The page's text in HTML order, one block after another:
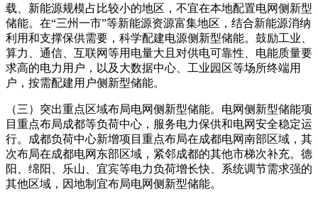
载、新能源规模占比较小的地区，不宜在本地配置电网侧新型
储能。在“三州一市”等新能源资源富集地区，结合新能源消纳
利用和支撑保供需要，科学配建电源侧新型储能。鼓励工业、
算力、通信、互联网等用电量大且对供电可靠性、电能质量要
求高的电力用户，以及大数据中心、工业园区等场所终端用
户，按需配建用户侧新型储能。
（三）突出重点区域布局电网侧新型储能。电网侧新型储能项
目重点布局成都等负荷中心，服务电力保供和电网安全稳定运
行。成都负荷中心新增项目重点布局在成都电网南部区域，其
次布局在成都电网东部区域，紧邻成都的其他市梯次补充。德
阳、绵阳、乐山、宜宾等电力负荷增长快、系统调节需求强的
其他区域，因地制宜布局电网侧新型储能。